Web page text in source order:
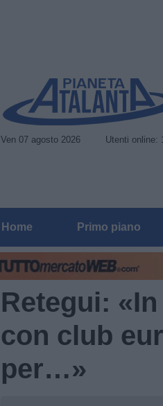
Ven 07 agosto 2026 Utenti online:
Home Primo piano
Retegui:
con club
per…»